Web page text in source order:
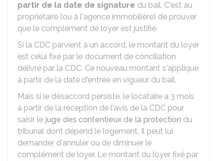
partir de la date de signature du bail. C'est au
propriétaire (ou à l'agence immobilière) de prouver
que le complément de loyer est justifié.
Si la CDC parvient à un accord, le montant du loyer
est celui fixé par le document de conciliation
délivré par la CDC. Ce nouveau montant s'applique
à partir de la date d'entrée en vigueur du bail.
Mais si le désaccord persiste, le locataire a 3 mois
à partir de la réception de l'avis de la CDC pour
saisir le juge des contentieux de la protection du
tribunal dont dépend le logement. Il peut lui
demander d'annuler ou de diminuer le
complément de loyer. Le montant du loyer fixé par